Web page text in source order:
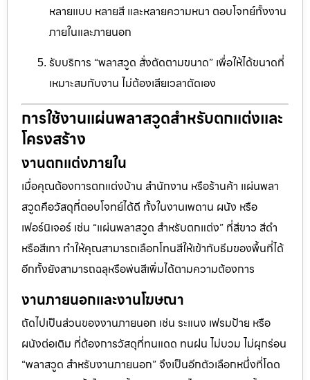
หลายแบบ หลายสี และหลายความหนา ตอบโจทย์ทั้งงาน
ภายในและภายนอก
รับบริการ “พลาสวูด สั่งตัดตามขนาด” เพื่อให้ได้ขนาดที่
เหมาะสมกับงาน ไม่ต้องเสียเวลาตัดเอง
การใช้งานแผ่นพลาสวูดสำหรับตกแต่งและ
โครงสร้าง
งานตกแต่งภายใน
เมื่อคุณต้องการตกแต่งบ้าน สำนักงาน หรือร้านค้า แผ่นพลา
สวูดคือวัสดุที่ตอบโจทย์ได้ดี ทั้งในงานเพดาน ผนัง หรือ
เฟอร์นิเจอร์ เช่น “แผ่นพลาสวูด สำหรับตกแต่ง” ที่สีขาว สีดำ
หรือสีเทา ทำให้คุณสามารถเลือกโทนสีให้เข้ากับธีมของพื้นที่ได้
อีกทั้งยังสามารถฉลุหรือพ่นสีเพิ่มได้ตามความต้องการ
งานภายนอกและงานโฆษณา
ถัดไปเป็นส่วนของงานภายนอก เช่น ระแนง เฟรมป้าย หรือ
ผนังต่อเติม ที่ต้องการวัสดุที่ทนแดด ทนฝน ไม่บวม ไม่ผุกร่อน
“พลาสวูด สำหรับงานภายนอก” จึงเป็นอีกตัวเลือกหนึ่งที่โดด